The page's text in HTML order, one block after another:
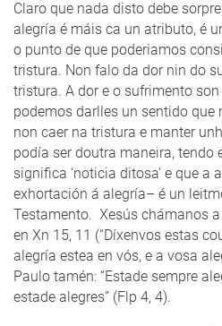
Claro que nada disto debe
alegría é máis ca un atributo, é
o punto de que poderiamos
tristura. Non falo da dor nin do
tristura. A dor e o sufrimento
podemos darlles un sentido que
non caer na tristura e manter
podía ser doutra maneira, tendo
significa ‘noticia ditosa’ e que a
exhortación á alegría– é un
Testamento. Xesús chámanos
en Xn 15, 11 (“Díxenvos estas
alegría estea en vós, e a vosa
Paulo tamén: “Estade sempre
estade alegres” (Flp 4, 4).